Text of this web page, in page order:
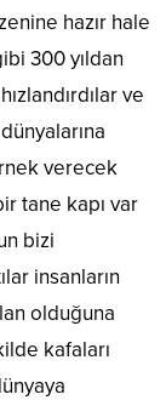
hazır hale
300 yıldan
ve
verecek
tane kapı var
bizi
insanların
olduğuna
kafaları